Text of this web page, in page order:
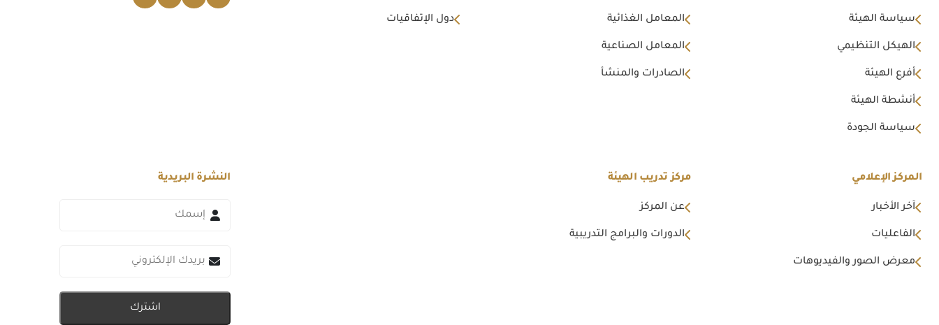
سياسة الهيئة
الهيكل التنظيمي
أفرع الهيئة
أنشطة الهيئة
سياسة الجودة
المعامل الغذائية
المعامل الصناعية
الصادرات والمنشأ
دول الإتفاقيات
المركز الإعلامي
آخر الأخبار
الفاعليات
معرض الصور والفيديوهات
مركز تدريب الهيئة
عن المركز
الدورات والبرامج التدريبية
النشرة البريدية
اشترك